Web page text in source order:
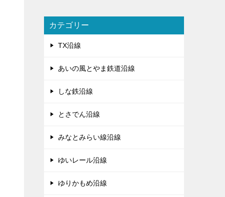
カテゴリー
TX沿線
あいの風とやま鉄道沿線
しな鉄沿線
とさでん沿線
みなとみらい線沿線
ゆいレール沿線
ゆりかもめ沿線